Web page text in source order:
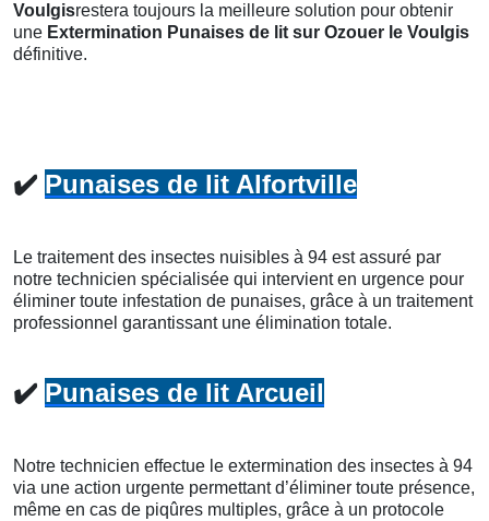
Voulgisrestera toujours la meilleure solution pour obtenir
une Extermination Punaises de lit sur Ozouer le Voulgis
définitive.
✔️ Punaises de lit Alfortville
Le traitement des insectes nuisibles à 94 est assuré par
notre technicien spécialisée qui intervient en urgence pour
éliminer toute infestation de punaises, grâce à un traitement
professionnel garantissant une élimination totale.
✔️ Punaises de lit Arcueil
Notre technicien effectue le extermination des insectes à 94
via une action urgente permettant d’éliminer toute présence,
même en cas de piqûres multiples, grâce à un protocole